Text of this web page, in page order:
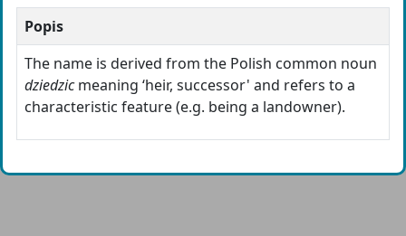
Popis
The name is derived from the Polish common noun
dziedzicmeaning ‘heir, successor' and refers to a
characteristic feature (e.g. being a landowner).